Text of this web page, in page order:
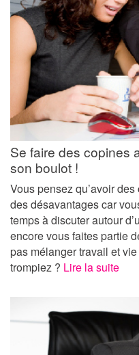
Se faire des copines
son boulot !
Vous pensez qu’avoir
des désavantages car
temps à discuter autour
encore vous faites partie
pas mélanger travail et
trompiez ? Lire la suite